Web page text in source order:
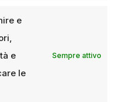
e
e
le
Sempre attivo